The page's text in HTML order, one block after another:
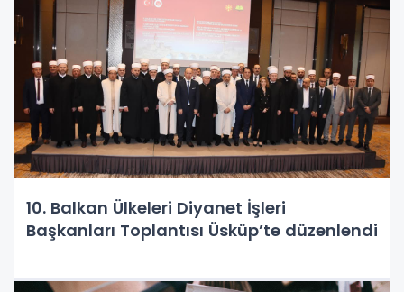
10. Balkan Ülkeleri Diyanet İşleri
Başkanları Toplantısı Üsküp’te düzenlendi